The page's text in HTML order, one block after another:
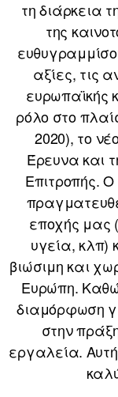
τη διάρκεια
της
αξίες, τις
ευρωπαϊκής
ρόλο στο
2020), το
Έρευνα και
Επιτροπής.
εποχής μας
υγεία, κλπ)
βιώσιμη και
Ευρώπη.
διαμόρφωση
στην
εργαλεία.